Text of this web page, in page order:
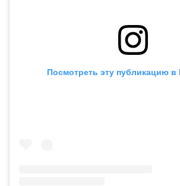
Посмотреть эту публикацию в